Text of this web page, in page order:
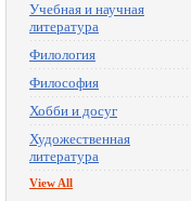
Учебная и научная
литература
Филология
Философия
Хобби и досуг
Художественная
литература
View All